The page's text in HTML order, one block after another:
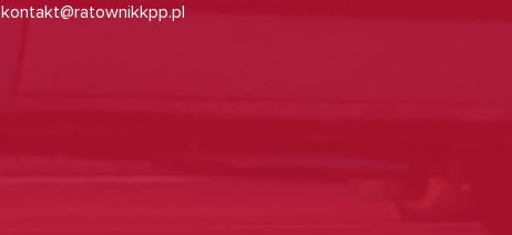
kontakt@ratownikkpp.pl